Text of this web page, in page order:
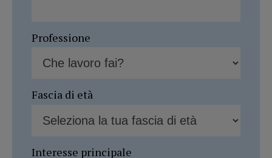
Professione
Fascia di età
Interesse principale